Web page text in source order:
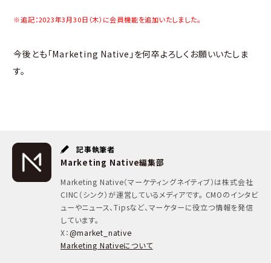
※追記：2023年3月30日（木）に会員機能を追加いたしました。
今後とも「Marketing Native」を何卒よろしくお願いいたしま
す。
記事執筆者
Marketing Native編集部
Marketing Native（マーケティングネイティブ）は株式会社
CINC（シンク）が運営しているメディアです。 CMOのインタビ
ューやニュース、Tipsなど、マーケターに役立つ情報を発信
しています。
X：@market_native
Marketing Nativeについて